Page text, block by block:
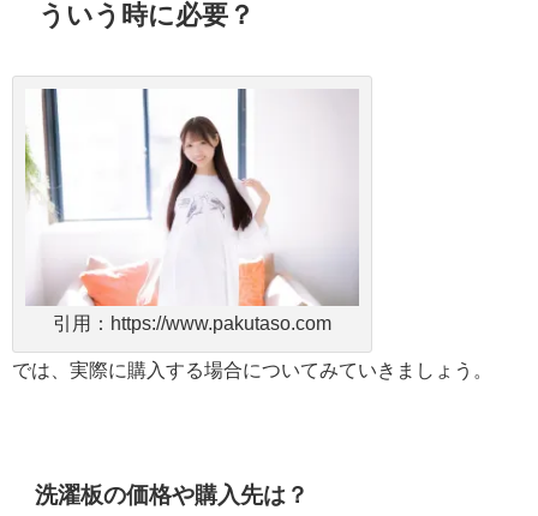
ういう時に必要？
引用：https://www.pakutaso.com
では、実際に購入する場合についてみていきましょう。
洗濯板の価格や購入先は？